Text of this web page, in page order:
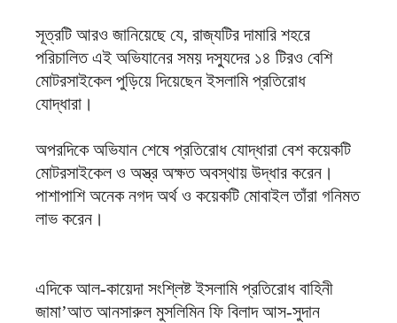
সূত্রটি আরও জানিয়েছে যে, রাজ্যটির দামারি শহরে
পরিচালিত এই অভিযানের সময় দস্যুদের ১৪ টিরও বেশি
মোটরসাইকেল পুড়িয়ে দিয়েছেন ইসলামি প্রতিরোধ
যোদ্ধারা।
অপরদিকে অভিযান শেষে প্রতিরোধ যোদ্ধারা বেশ কয়েকটি
মোটরসাইকেল ও অস্ত্র অক্ষত অবস্থায় উদ্ধার করেন।
পাশাপাশি অনেক নগদ অর্থ ও কয়েকটি মোবাইল তাঁরা গনিমত
লাভ করেন।
এদিকে আল-কায়েদা সংশ্লিষ্ট ইসলামি প্রতিরোধ বাহিনী
জামা’আত আনসারুল মুসলিমিন ফি বিলাদ আস-সুদান